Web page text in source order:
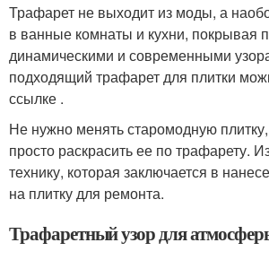
Трафарет не выходит из моды, а
в ванные комнаты и кухни, покрывая
динамическими и современными
подходящий трафарет для плитки
ссылке .
Не нужно менять старомодную
просто раскрасить ее по трафарету.
технику, которая заключается в
на плитку для ремонта.
Трафаретный узор для